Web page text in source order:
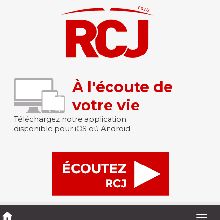
À l'écoute de
votre vie
Téléchargez notre application
disponible pour iOS où Android